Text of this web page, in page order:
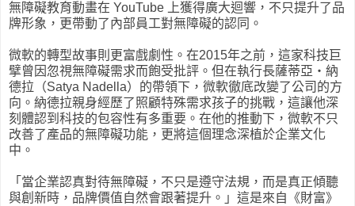
無障礙教育動畫在 YouTube 上獲得廣大迴響，不只提升了品
牌形象，更帶動了內部員工對無障礙的認同。
微軟的轉型故事則更富戲劇性。在2015年之前，這家科技巨
擘曾因忽視無障礙需求而飽受批評。但在執行長薩蒂亞・納
德拉（Satya Nadella）的帶領下，微軟徹底改變了公司的方
向。納德拉親身經歷了照顧特殊需求孩子的挑戰，這讓他深
刻體認到科技的包容性有多重要。在他的推動下，微軟不只
改善了產品的無障礙功能，更將這個理念深植於企業文化
中。
「當企業認真對待無障礙，不只是遵守法規，而是真正傾聽
與創新時，品牌價值自然會跟著提升。」這是來自《財富》